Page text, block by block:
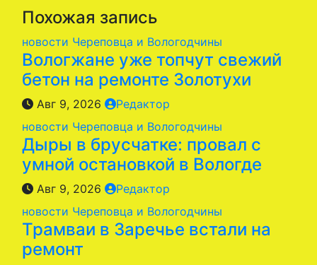
Похожая запись
новости Череповца и Вологодчины
Вологжане уже топчут свежий
бетон на ремонте Золотухи
Авг 9, 2026
Редактор
новости Череповца и Вологодчины
Дыры в брусчатке: провал с
умной остановкой в Вологде
Авг 9, 2026
Редактор
новости Череповца и Вологодчины
Трамваи в Заречье встали на
ремонт